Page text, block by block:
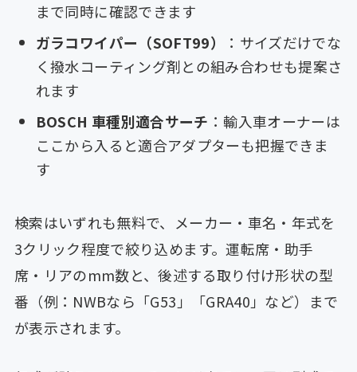
まで同時に確認できます
ガラコワイパー（SOFT99）
：サイズだけでな
く撥水コーティング剤との組み合わせも提案さ
れます
BOSCH 車種別適合サーチ ：輸入車オーナーは
ここから入ると適合アダプターも把握できま
す
検索はいずれも無料で、メーカー・車名・年式を
3クリック程度で絞り込めます。運転席・助手
席・リアのmm数と、後述する取り付け形状の型
番（例：NWBなら「G53」「GRA40」など）まで
が表示されます。